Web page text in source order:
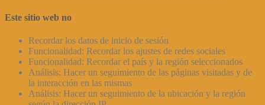
Este sitio web no
Recordar los datos de inicio de sesión
Funcionalidad: Recordar los ajustes de redes sociales
Funcionalidad: Recordar el país y la región seleccionados
Análisis: Hacer un seguimiento de las páginas visitadas y de
la interacción en las mismas
Análisis: Hacer un seguimiento de la ubicación y la región